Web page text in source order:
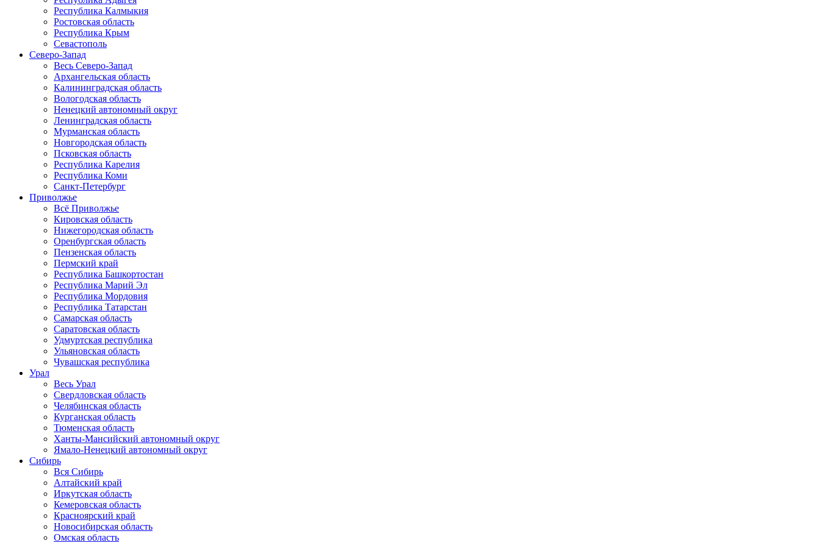
Республика Калмыкия
Ростовская область
Республика Крым
Севастополь
Северо-Запад
Весь Северо-Запад
Архангельская область
Калининградская область
Вологодская область
Ненецкий автономный округ
Ленинградская область
Мурманская область
Новгородская область
Псковская область
Республика Карелия
Республика Коми
Санкт-Петербург
Приволжье
Всё Приволжье
Кировская область
Нижегородская область
Оренбургская область
Пензенская область
Пермский край
Республика Башкортостан
Республика Марий Эл
Республика Мордовия
Республика Татарстан
Самарская область
Саратовская область
Удмуртская республика
Ульяновская область
Чувашская республика
Урал
Весь Урал
Свердловская область
Челябинская область
Курганская область
Тюменская область
Ханты-Мансийский автономный округ
Ямало-Ненецкий автономный округ
Сибирь
Вся Сибирь
Алтайский край
Иркутская область
Кемеровская область
Красноярский край
Новосибирская область
Омская область